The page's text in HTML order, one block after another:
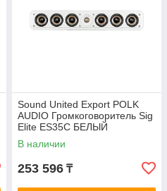
Sound United Export POLK
AUDIO Громкоговоритель Sig
Elite ES35C БЕЛЫЙ
В наличии
253 596 ₸